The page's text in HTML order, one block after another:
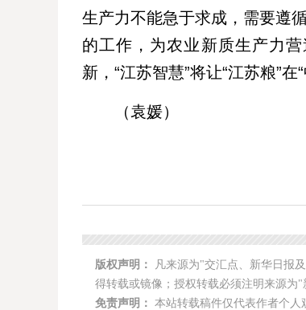
生产力不能急于求成，需要遵
的工作，为农业新质生产力
新，“江苏智慧”将让“江苏粮”
（袁媛）
版权声明：
凡来源为"交汇点、新华日报
得转载或镜像；授权转载必须注明来源为
免责声明： 本站转载稿件仅代表作者个